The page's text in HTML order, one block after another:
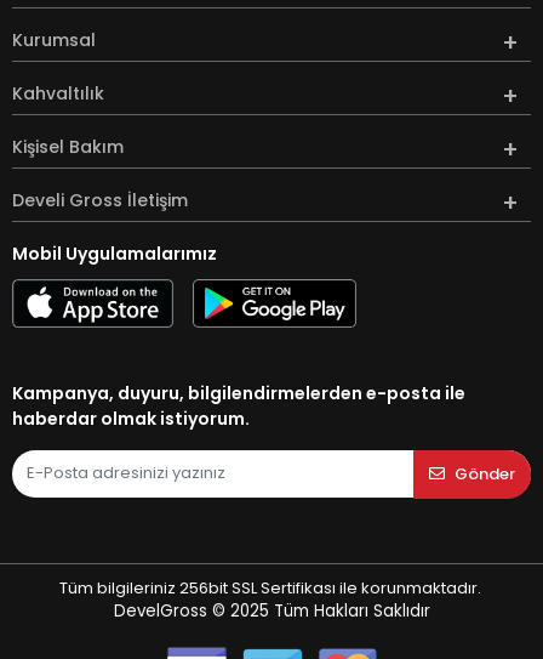
Kurumsal
Kahvaltılık
Kişisel Bakım
Develi Gross İletişim
Mobil Uygulamalarımız
Kampanya, duyuru, bilgilendirmelerden e-posta ile
haberdar olmak istiyorum.
Gönder
Tüm bilgileriniz 256bit SSL Sertifikası ile korunmaktadır.
DevelGross © 2025 Tüm Hakları Saklıdır